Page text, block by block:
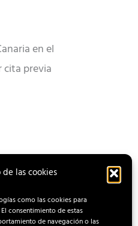
las cookies
como las cookies para
consentimiento de estas
de navegación o las
en el
cita previa